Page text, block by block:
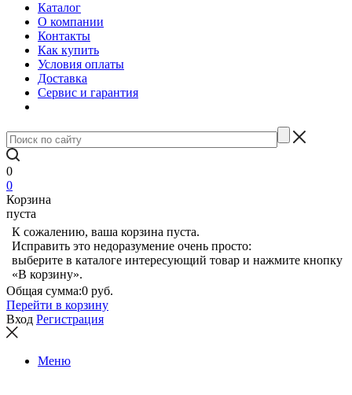
Каталог
О компании
Контакты
Как купить
Условия оплаты
Доставка
Сервис и гарантия
0
0
Корзина
пуста
К сожалению, ваша корзина пуста.
Исправить это недоразумение очень просто:
выберите в каталоге интересующий товар и нажмите кнопку
«В корзину».
Общая сумма:0 руб.
Перейти в корзину
Вход Регистрация
Меню